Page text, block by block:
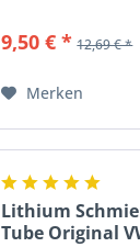
9,50 € * 12,69 € *
Merken
Lithium
Tube Original